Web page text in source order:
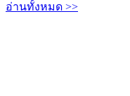
อ่านทั้งหมด >>